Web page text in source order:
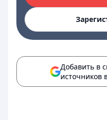
Добавить в
источников